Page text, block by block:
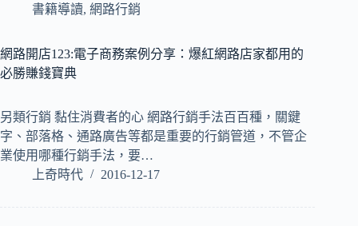
書籍導讀, 網路行銷
網路開店123:電子商務案例分享：爆紅網路店家都用的
必勝賺錢寶典
另類行銷 黏住消費者的心 網路行銷手法百百種，關鍵
字、部落格、通路廣告等都是重要的行銷管道，不管企
業使用哪種行銷手法，要…
上奇時代
2016-12-17